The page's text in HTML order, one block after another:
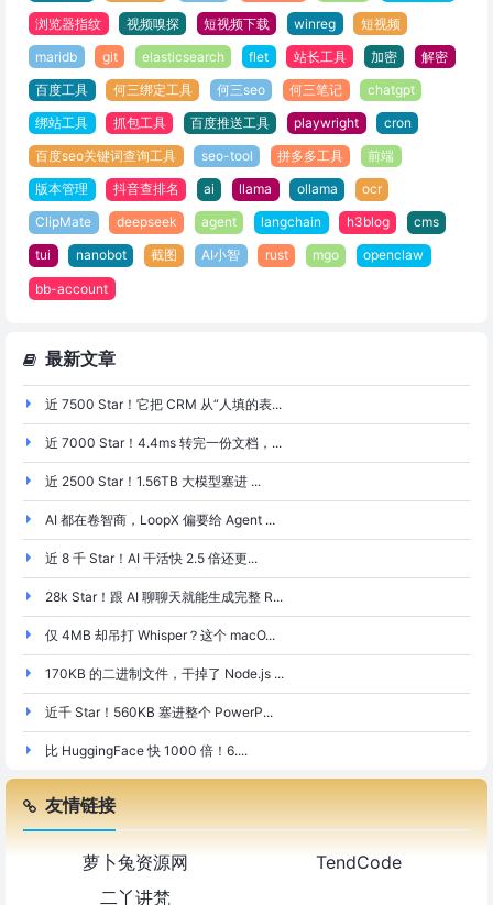
浏览器指纹 视频嗅探 短视频下载 winreg 短视频
maridb git elasticsearch flet 站长工具 加密 解密
百度工具 何三绑定工具 何三seo 何三笔记 chatgpt
绑站工具 抓包工具 百度推送工具 playwright cron
百度seo关键词查询工具 seo-tool 拼多多工具 前端
版本管理 抖音查排名 ai llama ollama ocr
ClipMate deepseek agent langchain h3blog cms
tui nanobot 截图 AI小智 rust mgo openclaw
bb-account
最新文章
近 7500 Star！它把 CRM 从“人填的表...
近 7000 Star！4.4ms 转完一份文档，...
近 2500 Star！1.56TB 大模型塞进 ...
AI 都在卷智商，LoopX 偏要给 Agent ...
近 8 千 Star！AI 干活快 2.5 倍还更...
28k Star！跟 AI 聊聊天就能生成完整 R...
仅 4MB 却吊打 Whisper？这个 macO...
170KB 的二进制文件，干掉了 Node.js ...
近千 Star！560KB 塞进整个 PowerP...
比 HuggingFace 快 1000 倍！6....
友情链接
萝卜兔资源网
TendCode
二丫讲梵